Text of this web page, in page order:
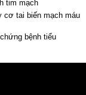
tim mạch
cơ tai biến mạch máu
bệnh tiểu